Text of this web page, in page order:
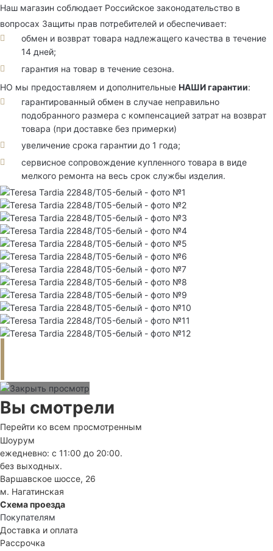
Наш магазин соблюдает Российское законодательство в
вопросах Защиты прав потребителей и обеспечивает:
обмен и возврат товара надлежащего качества в течение
14 дней;
гарантия на товар в течение сезона.
НО мы предоставляем и дополнительные НАШИ гарантии:
гарантированный обмен в случае неправильно
подобранного размера с компенсацией затрат на возврат
товара (при доставке без примерки)
увеличение срока гарантии до 1 года;
сервисное сопровождение купленного товара в виде
мелкого ремонта на весь срок службы изделия.
Вы смотрели
Перейти ко всем просмотренным
Шоурум
ежедневно: с 11:00 до 20:00.
без выходных.
Варшавское шоссе, 26
м. Нагатинская
Схема проезда
Покупателям
Доставка и оплата
Рассрочка